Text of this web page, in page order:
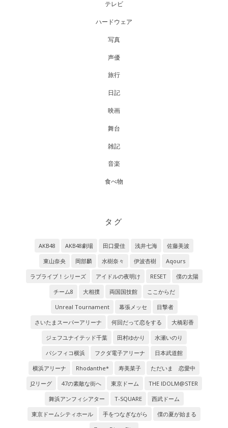
テレビ
ハードウェア
写真
声優
旅行
日記
映画
舞台
雑記
音楽
食べ物
タグ
AKB48 AKB48劇場 田口愛佳 浅井七海
佐藤美波
東山奈央
岡部麟 水樹奈々 伊波杏樹
Aqours
ラブライブ！シリーズ
アイドルの夜明け RESET
僕の太陽
チーム8
大相撲 両国国技館
ここからだ
Unreal Tournament
幕張メッセ
目撃者
さいたまスーパーアリーナ
何回だって恋をする
大橋彩香
ジェフユナイテッド千葉
田村ゆかり
水瀬いのり
パシフィコ横浜
フクダ電子アリーナ
日本武道館
横浜アリーナ
Rhodanthe* 寿美菜子
ただいま 恋愛中
J2リーグ
47の素敵な街へ 東京ドーム
THE IDOLM@STER
舞浜アンフィシアター
T-SQUARE
西武ドーム
東京ドームシティホール
手をつなぎながら
僕の夏が始まる